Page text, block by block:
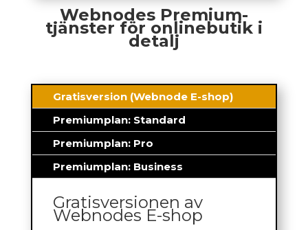
Webnodes Premium-
tjänster för onlinebutik i
detalj
Gratisversion (Webnode E-shop)
Premiumplan: Standard
Premiumplan: Pro
Premiumplan: Business
Gratisversionen av
Webnodes E-shop